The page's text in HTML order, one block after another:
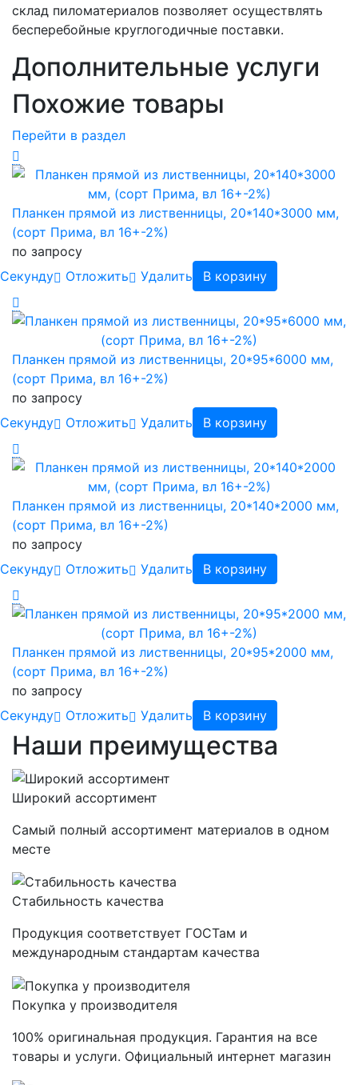
склад пиломатериалов позволяет осуществлять
бесперебойные круглогодичные поставки.
Дополнительные услуги
Похожие товары
Перейти в раздел
Планкен прямой из лиственницы, 20*140*3000 мм,
(сорт Прима, вл 16+-2%)
по запросу
Cекунду
Отложить Удалить В корзину
Планкен прямой из лиственницы, 20*95*6000 мм,
(сорт Прима, вл 16+-2%)
по запросу
Cекунду
Отложить Удалить В корзину
Планкен прямой из лиственницы, 20*140*2000 мм,
(сорт Прима, вл 16+-2%)
по запросу
Cекунду
Отложить Удалить В корзину
Планкен прямой из лиственницы, 20*95*2000 мм,
(сорт Прима, вл 16+-2%)
по запросу
Cекунду
Отложить Удалить В корзину
Наши преимущества
Широкий ассортимент
Самый полный ассортимент материалов в одном
месте
Стабильность качества
Продукция соответствует ГОСТам и
международным стандартам качества
Покупка у производителя
100% оригинальная продукция. Гарантия на все
товары и услуги. Официальный интернет магазин